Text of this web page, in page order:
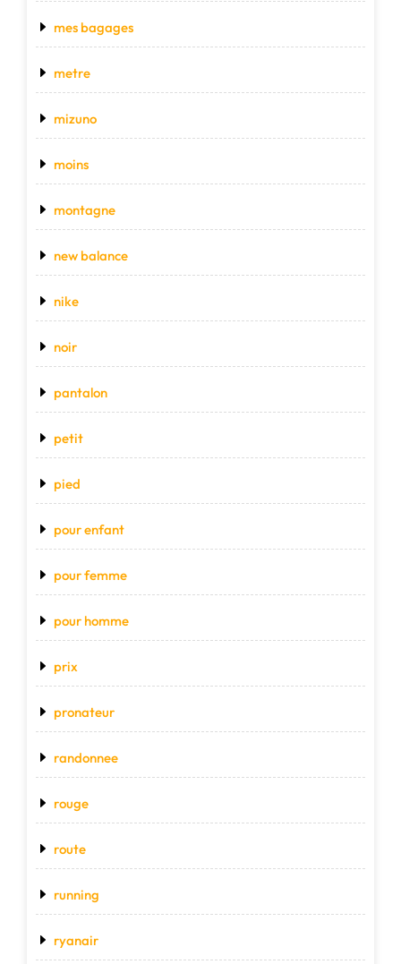
mes bagages
metre
mizuno
moins
montagne
new balance
nike
noir
pantalon
petit
pied
pour enfant
pour femme
pour homme
prix
pronateur
randonnee
rouge
route
running
ryanair